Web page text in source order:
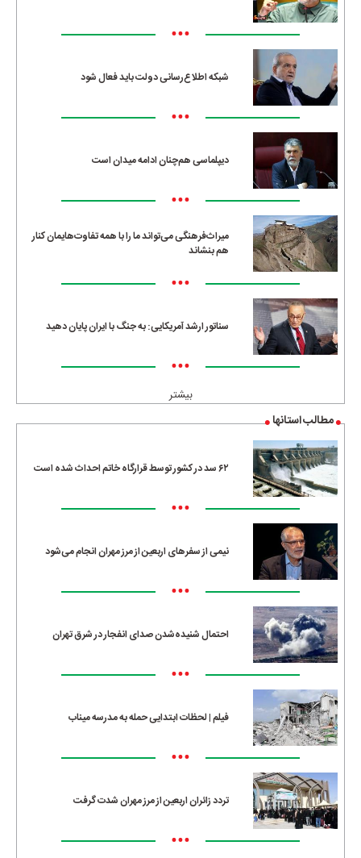
•••
شبکه اطلاع‌رسانی دولت باید فعال شود
•••
دیپلماسی هم‌چنان ادامه میدان است
•••
میراث‌فرهنگی می‌تواند ما را با همه تفاوت‌هایمان کنار
هم بنشاند
•••
سناتور ارشد آمریکایی: به جنگ با ایران پایان دهید
•••
بیشتر
مطالب استانها
۶۲ سد در کشور توسط قرارگاه خاتم احداث شده است
•••
نیمی از سفرهای اربعین از مرز مهران انجام می‌شود
•••
احتمال شنیده‌شدن صدای انفجار در شرق تهران
•••
فیلم | لحظات ابتدایی حمله به مدرسه میناب
•••
تردد زائران اربعین از مرز مهران شدت گرفت
•••